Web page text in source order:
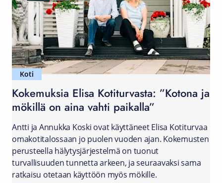
Koti
Kokemuksia Elisa Kotiturvasta: ”Kotona ja
mökillä on aina vahti paikalla”
Antti ja Annukka Koski ovat käyttäneet Elisa Kotiturvaa
omakotitalossaan jo puolen vuoden ajan. Kokemusten
perusteella hälytysjärjestelmä on tuonut
turvallisuuden tunnetta arkeen, ja seuraavaksi sama
ratkaisu otetaan käyttöön myös mökille.